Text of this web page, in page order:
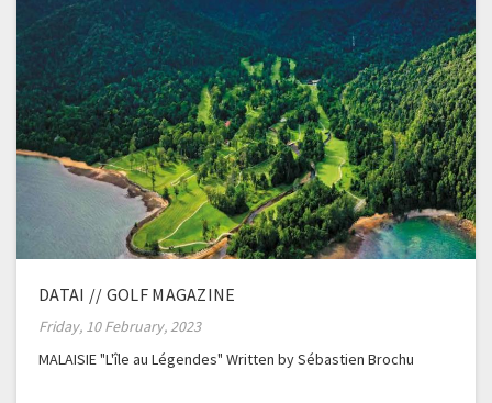
DATAI // GOLF MAGAZINE
Friday, 10 February, 2023
MALAISIE "L'île au Légendes" Written by Sébastien Brochu